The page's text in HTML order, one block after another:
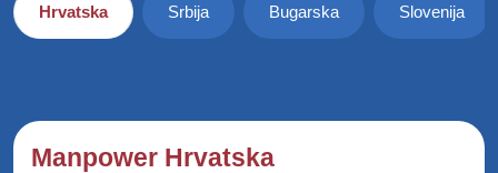
Hrvatska Srbija Bugarska Slovenija
Manpower Hrvatska